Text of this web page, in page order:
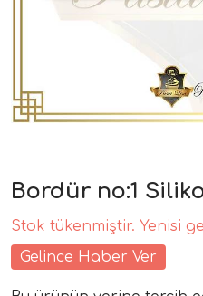
Bordür no:1
Stok tükenmiştir. Yenisi
Gelince Haber Ver